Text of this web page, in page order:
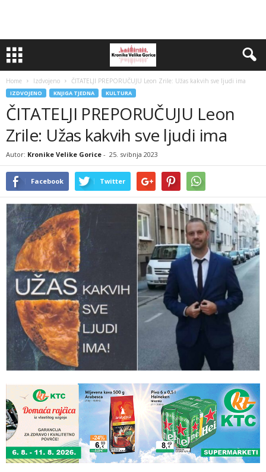
Home Izdvojeno ČITATELJI PREPORUČUJU Leon Zrile: Užas kakvih sve ljudi ima
IZDVOJENO KNJIGA TJEDNA KULTURA
ČITATELJI PREPORUČUJU Leon
Zrile: Užas kakvih sve ljudi ima
Autor: Kronike Velike Gorice - 25. svibnja 2023
Facebook Twitter